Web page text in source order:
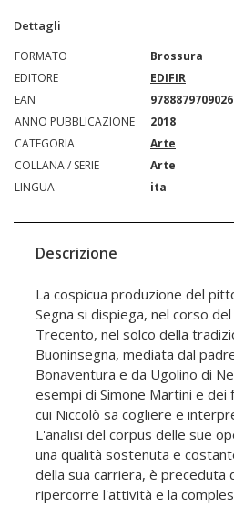
Dettagli
FORMATO
Brossura
EDITORE
EDIFIR
EAN
9788879709026
ANNO PUBBLICAZIONE
2018
CATEGORIA
Arte
COLLANA / SERIE
Arte
LINGUA
ita
Descrizione
La cospicua produzione del
Segna si dispiega, nel corso
Trecento, nel solco della
Buoninsegna, mediata dal
Bonaventura e da Ugolino di
esempi di Simone Martini e
cui Niccolò sa cogliere e
L'analisi del corpus delle sue
una qualità sostenuta e
della sua carriera, è preceduta
ripercorre l'attività e la